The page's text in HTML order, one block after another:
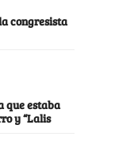
congresista
que estaba
y “Lalis